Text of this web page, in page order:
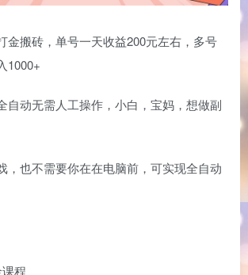
金搬砖，单号一天收益200元左右，多号
1000+
自动无需人工操作，小白，宝妈，想做副
，也不需要你在在电脑前，可实现全自动
程